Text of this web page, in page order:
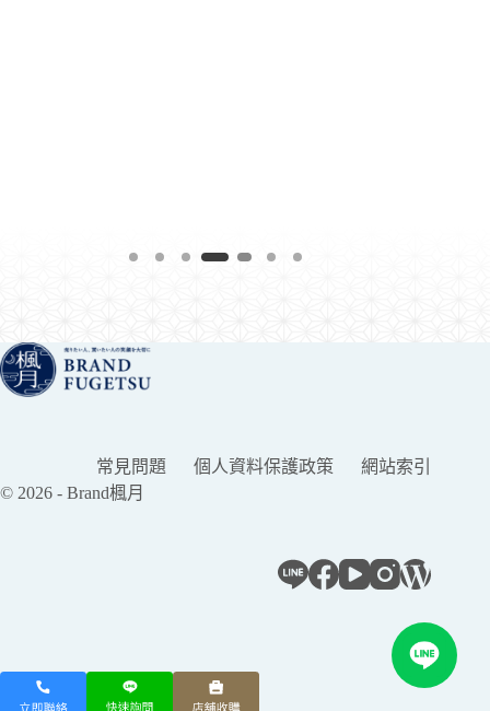
常見問題 個人資料保護政策
網站索引
© 2026 - Brand楓月